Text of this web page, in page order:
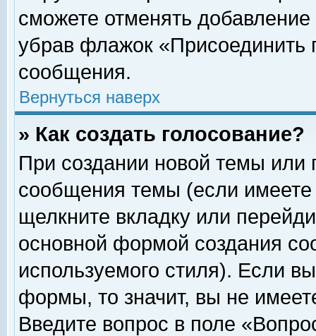
сможете отменять
убрав флажок «Присоединить
сообщения.
Вернуться наверх
» Как создать голосование?
При создании новой темы или
сообщения темы (если
щелкните вкладку или
основной формой создания
используемого стиля). Если
формы, то значит, вы не
Введите вопрос в поле